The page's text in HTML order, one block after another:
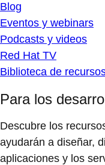
Blog
Eventos y webinars
Podcasts y videos
Red Hat TV
Biblioteca de
Para los
Descubre los
ayudarán a diseñar,
aplicaciones y los